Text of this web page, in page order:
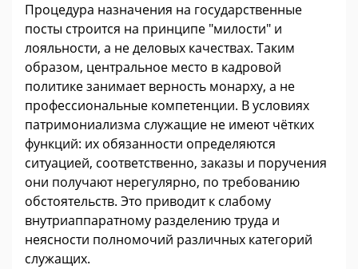
Процедура назначения на государственные
посты строится на принципе "милости" и
лояльности, а не деловых качествах. Таким
образом, центральное место в кадровой
политике занимает верность монарху, а не
профессиональные компетенции. В условиях
патримониализма служащие не имеют чётких
функций: их обязанности определяются
ситуацией, соответственно, заказы и поручения
они получают нерегулярно, по требованию
обстоятельств. Это приводит к слабому
внутриаппаратному разделению труда и
неясности полномочий различных категорий
служащих.